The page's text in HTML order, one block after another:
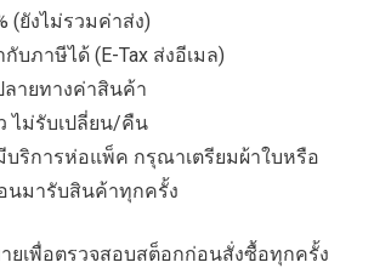
(ยังไม่รวมค่าส่ง)
บภาษีได้ (E-Tax ส่งอีเมล)
ลายทางค่าสินค้า
ไม่รับเปลี่ยน/คืน
บริการห่อแพ็ค กรุณาเตรียมผ้าใบหรือ
มารับสินค้าทุกครั้ง
ยเพื่อตรวจสอบสต็อกก่อนสั่งซื้อทุกครั้ง